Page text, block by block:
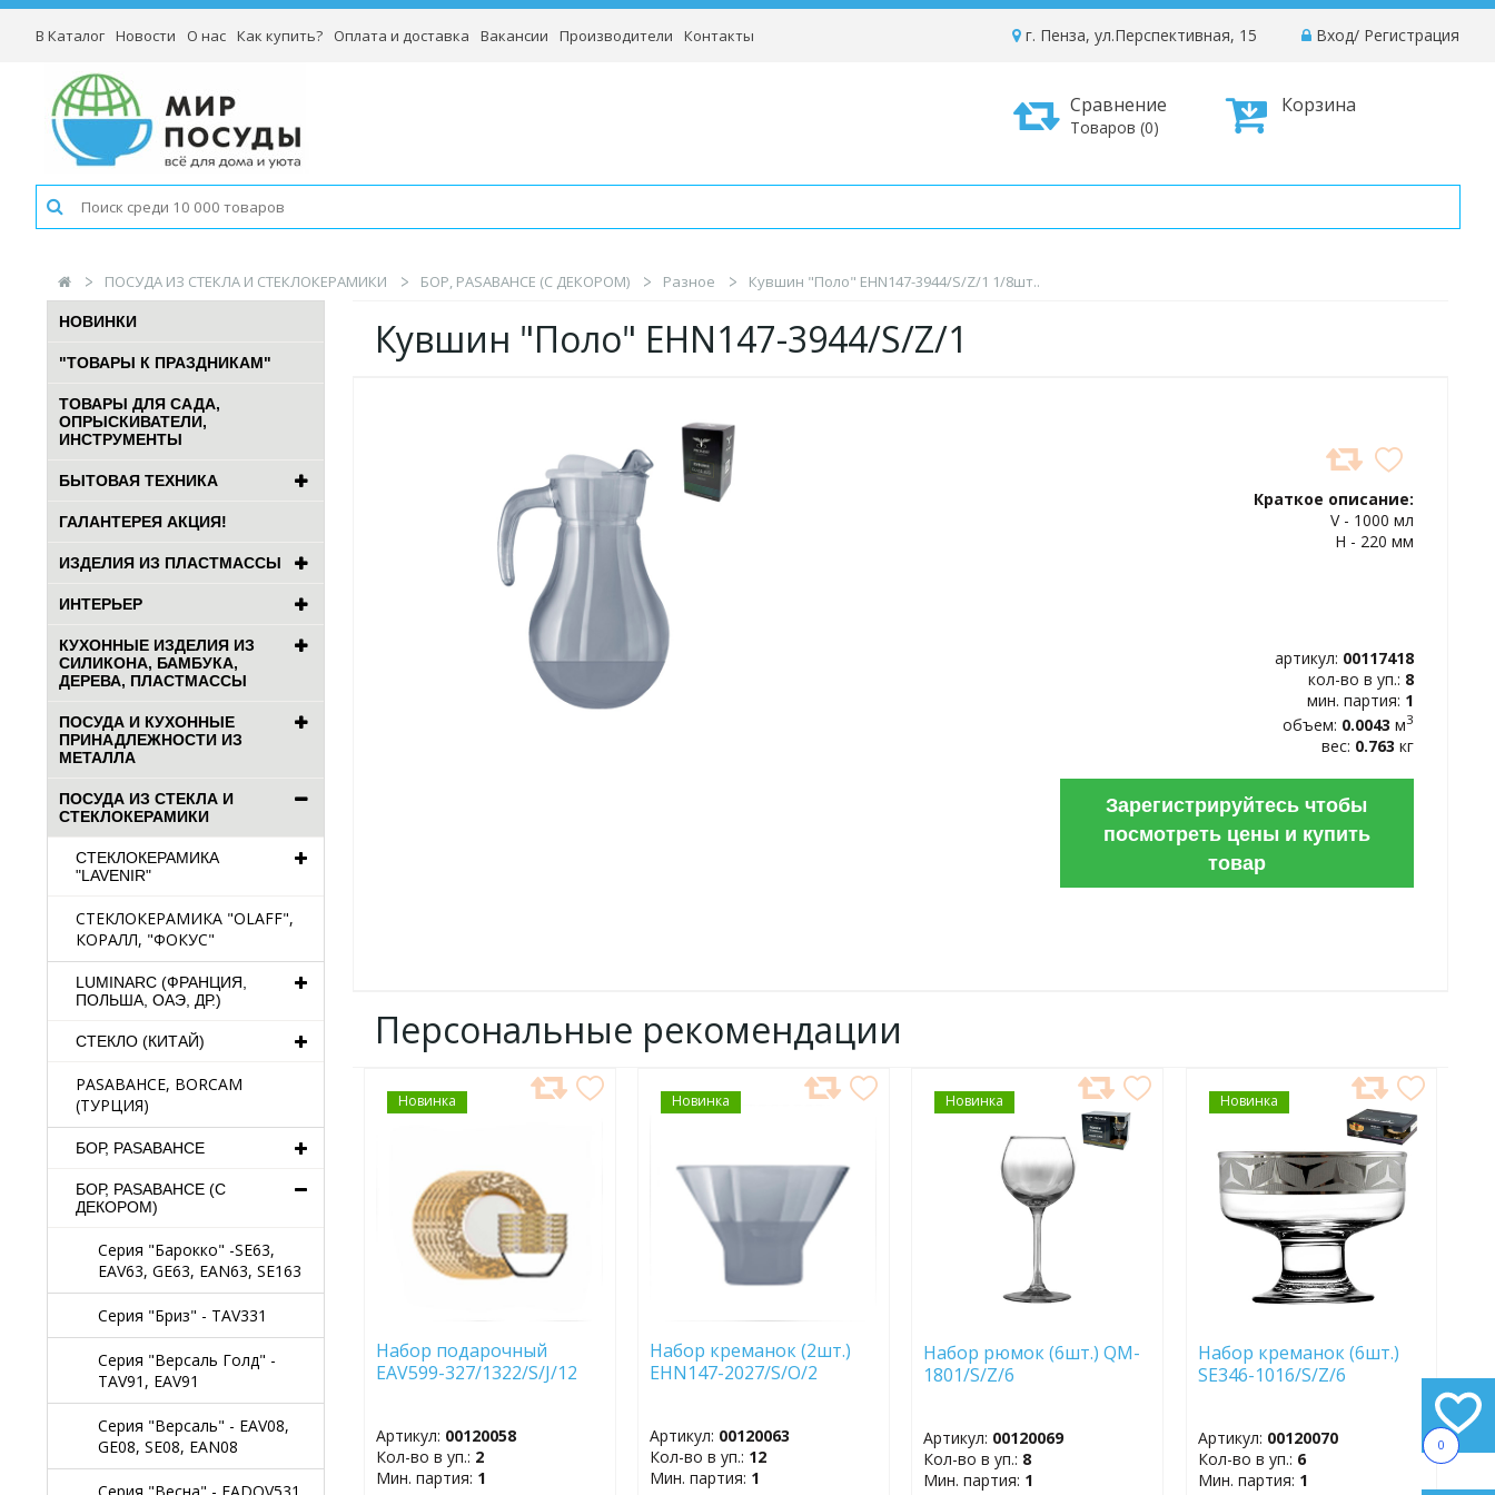
0
В Каталог Новости О нас Как купить? Оплата и доставка Вакансии Производители Контакты Вход/ Регистрация
г. Пенза, ул.Перспективная, 15
Корзина
Сравнение
Товаров (0)
ПОСУДА ИЗ СТЕКЛА И СТЕКЛОКЕРАМИКИ БОР, PASABAHCE (С ДЕКОРОМ) Разное Кувшин "Поло" EHN147-3944/S/Z/1 1/8шт..
НОВИНКИ
"ТОВАРЫ К ПРАЗДНИКАМ"
ТОВАРЫ ДЛЯ САДА,
ОПРЫСКИВАТЕЛИ,
ИНСТРУМЕНТЫ
БЫТОВАЯ ТЕХНИКА
ГАЛАНТЕРЕЯ АКЦИЯ!
ИЗДЕЛИЯ ИЗ ПЛАСТМАССЫ
ИНТЕРЬЕР
КУХОННЫЕ ИЗДЕЛИЯ ИЗ
СИЛИКОНА, БАМБУКА,
ДЕРЕВА, ПЛАСТМАССЫ
ПОСУДА И КУХОННЫЕ
ПРИНАДЛЕЖНОСТИ ИЗ
МЕТАЛЛА
ПОСУДА ИЗ СТЕКЛА И
СТЕКЛОКЕРАМИКИ
СТЕКЛОКЕРАМИКА
"LAVENIR"
СТЕКЛОКЕРАМИКА "OLAFF",
КОРАЛЛ, "ФОКУС"
LUMINARC (ФРАНЦИЯ,
ПОЛЬША, ОАЭ, ДР.)
СТЕКЛО (КИТАЙ)
PASABAHCE, BORCAM
(ТУРЦИЯ)
БОР, PASABAHCE
БОР, PASABAHCE (С
ДЕКОРОМ)
Серия "Барокко" -SE63,
EAV63, GE63, EAN63, SE163
Серия "Бриз" - TAV331
Серия "Версаль Голд" -
TAV91, EAV91
Серия "Версаль" - EAV08,
GE08, SE08, EAN08
Кувшин "Поло" EHN147-3944/S/Z/1
Краткое описание:
V - 1000 мл
H - 220 мм
артикул: 00117418
кол-во в уп.: 8
мин. партия: 1
объем: 0.0043 м3
вес: 0.763 кг
Зарегистрируйтесь чтобы
посмотреть цены и купить
товар
Персональные рекомендации
Новинка
ДОБАВИТЬ
В
Набор подарочный
EAV599-327/1322/S/J/12
Артикул: 00120058
Кол-во в уп.: 2
Мин. партия: 1
Новинка
ДОБАВИТЬ
В
Набор креманок (2шт.)
EHN147-2027/S/O/2
Артикул: 00120063
Кол-во в уп.: 12
Мин. партия: 1
Новинка
ДОБАВИТЬ
В
ИЗБРАННОЕ
Набор рюмок (6шт.) QM-
1801/S/Z/6
Артикул: 00120069
Кол-во в уп.: 8
Мин. партия: 1
Новинка
ДОБАВИТЬ
В
Набор креманок (6шт.)
SE346-1016/S/Z/6
Артикул: 00120070
Кол-во в уп.: 6
Мин. партия: 1